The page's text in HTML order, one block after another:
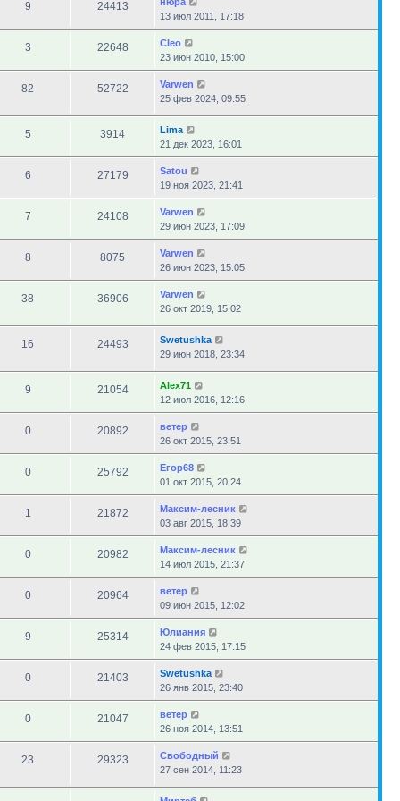
9 24413
13 июл 2011, 17:18
3 22648
Cleo
23 июн 2010, 15:00
82 52722
Varwen
25 фев 2024, 09:55
5 3914
Lima
21 дек 2023, 16:01
6 27179
Satou
19 ноя 2023, 21:41
7 24108
Varwen
29 июн 2023, 17:09
8 8075
Varwen
26 июн 2023, 15:05
38 36906
Varwen
26 окт 2019, 15:02
16 24493
Swetushka
29 июн 2018, 23:34
9 21054
Alex71
12 июл 2016, 12:16
0 20892
ветер
26 окт 2015, 23:51
0 25792
Егор68
01 окт 2015, 20:24
1 21872
Максим-лесник
03 авг 2015, 18:39
0 20982
Максим-лесник
14 июл 2015, 21:37
0 20964
ветер
09 июн 2015, 12:02
9 25314
Юлиания
24 фев 2015, 17:15
0 21403
Swetushka
26 янв 2015, 23:40
0 21047
ветер
26 ноя 2014, 13:51
23 29323
Свободный
27 сен 2014, 11:23